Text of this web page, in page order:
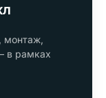
монтаж,
в рамках